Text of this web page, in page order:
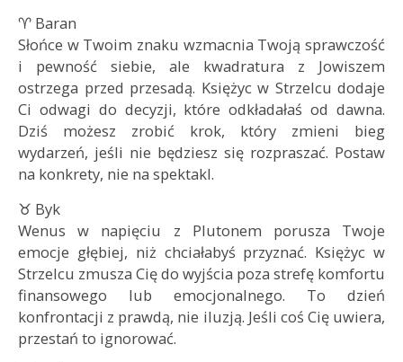
♈ Baran
Słońce w Twoim znaku wzmacnia Twoją sprawczość
i pewność siebie, ale kwadratura z Jowiszem
ostrzega przed przesadą. Księżyc w Strzelcu dodaje
Ci odwagi do decyzji, które odkładałaś od dawna.
Dziś możesz zrobić krok, który zmieni bieg
wydarzeń, jeśli nie będziesz się rozpraszać. Postaw
na konkrety, nie na spektakl.
♉ Byk
Wenus w napięciu z Plutonem porusza Twoje
emocje głębiej, niż chciałabyś przyznać. Księżyc w
Strzelcu zmusza Cię do wyjścia poza strefę komfortu
finansowego lub emocjonalnego. To dzień
konfrontacji z prawdą, nie iluzją. Jeśli coś Cię uwiera,
przestań to ignorować.